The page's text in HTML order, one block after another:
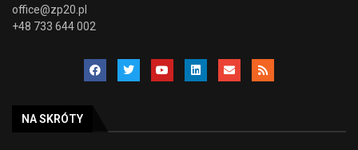
office@zp20.pl
+48 733 644 002
NA SKRÓTY